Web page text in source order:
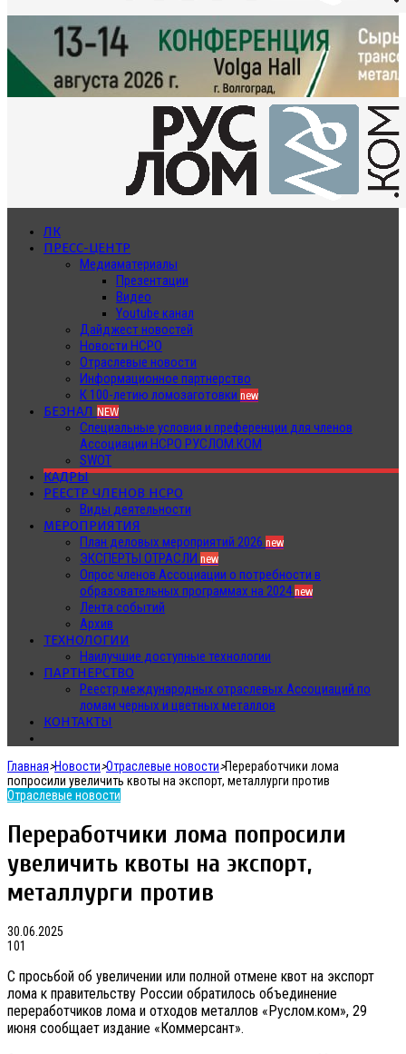
ЛК
ПРЕСС-ЦЕНТР
Медиаматериалы
Презентации
Видео
Youtube канал
Дайджест новостей
Новости НСРО
Отраслевые новости
Информационное партнерство
К 100-летию ломозаготовки new
БЕЗНАЛ NEW
Специальные условия и преференции для членов
Ассоциации НСРО РУСЛОМ.КОМ
SWOT
КАДРЫ
РЕЕСТР ЧЛЕНОВ НСРО
Виды деятельности
МЕРОПРИЯТИЯ
План деловых мероприятий 2026 new
ЭКСПЕРТЫ ОТРАСЛИ new
Опрос членов Ассоциации о потребности в
образовательных программах на 2024new
Лента событий
Архив
ТЕХНОЛОГИИ
Наилучшие доступные технологии
ПАРТНЕРСТВО
Реестр международных отраслевых Ассоциаций по
ломам черных и цветных металлов
КОНТАКТЫ
Главная>Новости>Отраслевые новости>Переработчики лома
попросили увеличить квоты на экспорт, металлурги против
Отраслевые новости
Переработчики лома попросили
увеличить квоты на экспорт,
металлурги против
30.06.2025
101
С просьбой об увеличении или полной отмене квот на экспорт
лома к правительству России обратилось объединение
переработчиков лома и отходов металлов «Руслом.ком», 29
июня сообщает издание «Коммерсант».